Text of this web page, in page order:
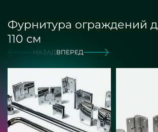
Фурнитура ограждений
110 см
НАЗАДВПЕРЕД